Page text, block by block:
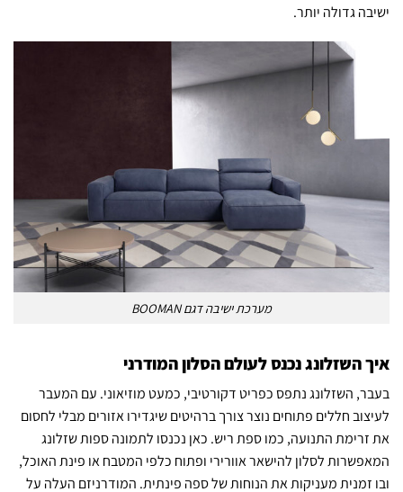
ישיבה גדולה יותר.
מערכת ישיבה דגם BOOMAN
איך השזלונג נכנס לעולם הסלון המודרני
בעבר, השזלונג נתפס כפריט דקורטיבי, כמעט מוזיאוני. עם המעבר
לעיצוב חללים פתוחים נוצר צורך ברהיטים שיגדירו אזורים מבלי לחסום
את זרימת התנועה, כמו ספת ריש. כאן נכנסו לתמונה ספות שזלונג
המאפשרות לסלון להישאר אוורירי ופתוח כלפי המטבח או פינת האוכל,
ובו זמנית מעניקות את הנוחות של ספה פינתית. המודרניזם העלה על